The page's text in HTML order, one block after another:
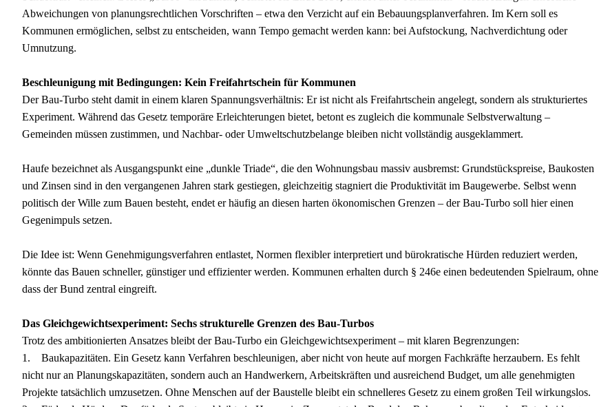
Abweichungen von planungsrechtlichen Vorschriften – etwa den Verzicht auf ein Bebauungsplanverfahren. Im Kern soll es
Kommunen ermöglichen, selbst zu entscheiden, wann Tempo gemacht werden kann: bei Aufstockung, Nachverdichtung oder
Umnutzung.
Beschleunigung mit Bedingungen: Kein Freifahrtschein für Kommunen
Der Bau-Turbo steht damit in einem klaren Spannungsverhältnis: Er ist nicht als Freifahrtschein angelegt, sondern als strukturiertes
Experiment. Während das Gesetz temporäre Erleichterungen bietet, betont es zugleich die kommunale Selbstverwaltung –
Gemeinden müssen zustimmen, und Nachbar- oder Umweltschutzbelange bleiben nicht vollständig ausgeklammert.
Haufe bezeichnet als Ausgangspunkt eine „dunkle Triade“, die den Wohnungsbau massiv ausbremst: Grundstückspreise, Baukosten
und Zinsen sind in den vergangenen Jahren stark gestiegen, gleichzeitig stagniert die Produktivität im Baugewerbe. Selbst wenn
politisch der Wille zum Bauen besteht, endet er häufig an diesen harten ökonomischen Grenzen – der Bau-Turbo soll hier einen
Gegenimpuls setzen.
Die Idee ist: Wenn Genehmigungsverfahren entlastet, Normen flexibler interpretiert und bürokratische Hürden reduziert werden,
könnte das Bauen schneller, günstiger und effizienter werden. Kommunen erhalten durch § 246e einen bedeutenden Spielraum, ohne
dass der Bund zentral eingreift.
Das Gleichgewichtsexperiment: Sechs strukturelle Grenzen des Bau-Turbos
Trotz des ambitionierten Ansatzes bleibt der Bau-Turbo ein Gleichgewichtsexperiment – mit klaren Begrenzungen:
1. Baukapazitäten. Ein Gesetz kann Verfahren beschleunigen, aber nicht von heute auf morgen Fachkräfte herzaubern. Es fehlt
nicht nur an Planungskapazitäten, sondern auch an Handwerkern, Arbeitskräften und ausreichend Budget, um alle genehmigten
Projekte tatsächlich umzusetzen. Ohne Menschen auf der Baustelle bleibt ein schnelleres Gesetz zu einem großen Teil wirkungslos.